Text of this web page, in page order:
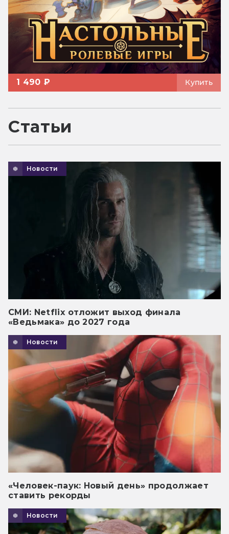
1 490 ₽ Купить
Статьи
Новости
СМИ: Netflix отложит выход финала
«Ведьмака» до 2027 года
Новости
«Человек-паук: Новый день» продолжает
ставить рекорды
Новости